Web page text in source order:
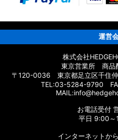
スタムパーツ
運営
株式会社
東京営業所 商品
〒120-0036 東京都足立区千住
TEL:03-5284-9790
お電話受付
平日 9:00～
インターネットか